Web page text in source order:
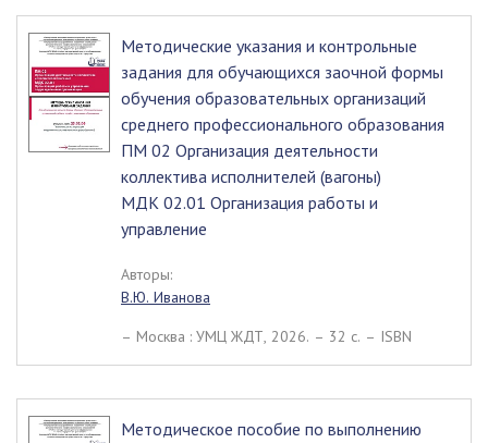
Методические указания и контрольные
задания для обучающихся заочной формы
обучения образовательных организаций
среднего профессионального образования
ПМ 02 Организация деятельности
коллектива исполнителей (вагоны)
МДК 02.01 Организация работы и
управление
Авторы:
В.Ю. Иванова
– Москва : УМЦ ЖДТ, 2026. – 32 c. – ISBN
Методическое пособие по выполнению